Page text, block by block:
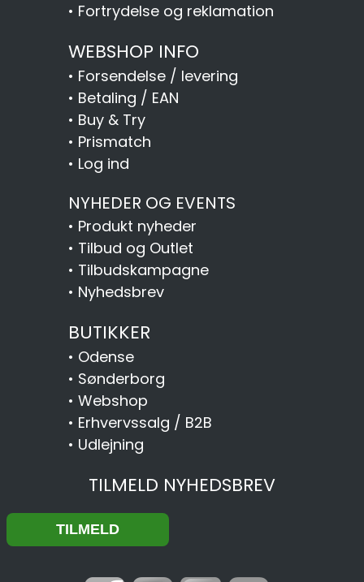
• Fortrydelse og reklamation
WEBSHOP INFO
• Forsendelse / levering
• Betaling / EAN
• Buy & Try
• Prismatch
• Log ind
NYHEDER OG EVENTS
• Produkt nyheder
• Tilbud og Outlet
• Tilbudskampagne
• Nyhedsbrev
BUTIKKER
• Odense
• Sønderborg
• Webshop
• Erhvervssalg / B2B
• Udlejning
TILMELD NYHEDSBREV